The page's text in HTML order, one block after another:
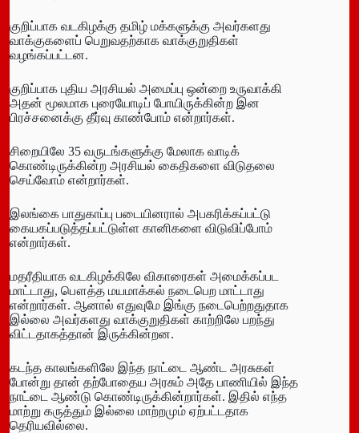
குறிப்பாக வடகிழக்கு தமிழ் மக்களுக்கு அவர்களது
வாக்குகளைப் பெறுவதற்காக வாக்குறுதிகள்
வழங்கப்பட்டன.
குறிப்பாக புதிய அரசியல் அமைப்பு ஒன்றை உருவாக்கி
அதன் மூலமாக புரையோடிப் போயிருக்கின்ற இன
பிரச்சனைக்கு தீர்வு காண்போம் என்றார்கள்.
சிறையிலே 35 வருடங்களுக்கு மேலாக வாடிக்
கொண்டிருக்கின்ற அரசியல் கைதிகளை விடுதலை
செய்வோம் என்றார்கள்.
இலங்கை பாதுகாப்பு படையினரால் அபகரிக்கப்பட்டு
கையகப்படுத்தப்பட்டுள்ள கானிகளை விடுவிப்போம்
என்றார்கள்.
மதரீதியாக வடகிழக்கிலே விகாரைகள் அமைக்கப்பட
மாட்டாது, பௌத்த மயமாக்கல் நடைபெற மாட்டாது
என்றார்கள். ஆனால் எதுவுமே இங்கு நடைபெற்றதுதாக
இல்லை அவர்களது வாக்குறுதிகள் காற்றிலே பறந்து
விட்டதாகத்தான் இருக்கின்றன.
கடந்த காலங்களிலே இந்த நாட்டை ஆண்ட அரசுகள்
போன்று தான் தற்போதைய அரசும் அதே பாணியில் இந்த
நாட்டை ஆண்டு கொண்டிருக்கின்றார்கள். இதில் எந்த
மாற்று கருத்தும் இல்லை மாற்றமும் ஏற்பட்டதாக
தெரியவில்லை.